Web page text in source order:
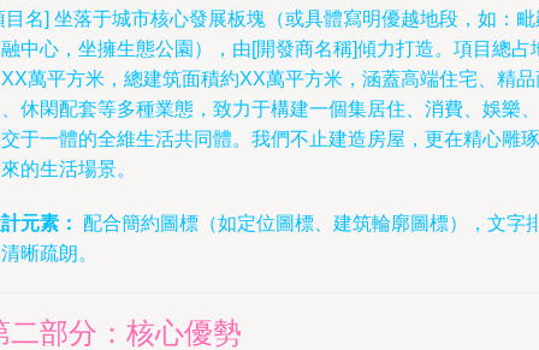
目名] 坐落于城市核心發展板塊（或具體寫明優越地段，如：毗
中心，坐擁生態公園），由[開發商名稱]傾力打造。項目總占
萬平方米，總建筑面積約XX萬平方米，涵蓋高端住宅、精品
休閑配套等多種業態，致力于構建一個集居住、消費、娛樂、
于一體的全維生活共同體。我們不止建造房屋，更在精心雕琢
的生活場景。
元素： 配合簡約圖標（如定位圖標、建筑輪廓圖標），文字
晰疏朗。
二部分：核心優勢